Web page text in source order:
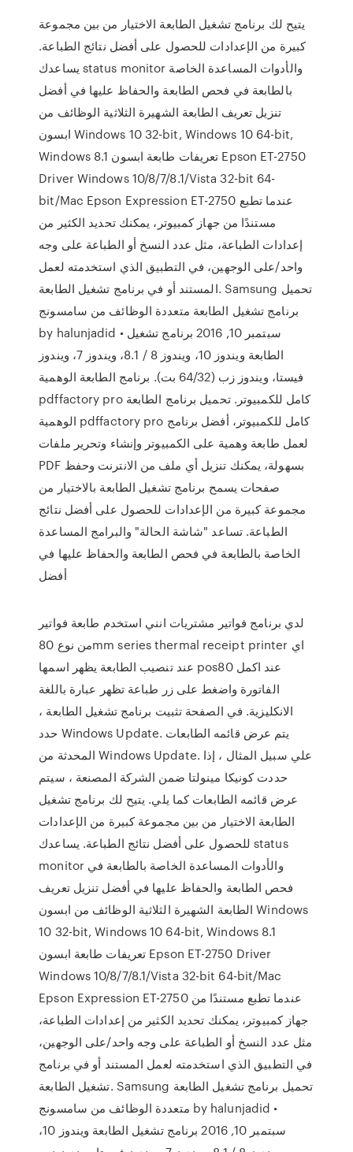
يتيح لك برنامج تشغيل الطابعة الاختيار من بين مجموعة
كبيرة من الإعدادات للحصول على أفضل نتائج الطباعة.
يساعدك status monitor والأدوات المساعدة الخاصة
بالطابعة في فحص الطابعة والحفاظ عليها في أفضل
تنزيل تعريف الطابعة الشهيرة الثلاثية الوظائف من
ابسون Windows 10 32-bit, Windows 10 64-bit,
Windows 8.1 تعريفات طابعة ابسون Epson ET-2750
Driver Windows 10/8/7/8.1/Vista 32-bit 64-
bit/Mac Epson Expression ET-2750 عندما تطبع
مستندًا من جهاز كمبيوتر، يمكنك تحديد الكثير من
إعدادات الطباعة، مثل عدد النسخ أو الطباعة على وجه
واحد/على الوجهين، في التطبيق الذي استخدمته لعمل
المستند أو في برنامج تشغيل الطابعة. Samsung تحميل
برنامج تشغيل الطابعة متعددة الوظائف من سامسونج
by halunjadid • سبتمبر 10, 2016 برنامج تشغيل
الطابعة ويندوز 10، ويندوز 8 / 8.1، ويندوز 7، ويندوز
فيستا، ويندوز زب (64/32 بت). برنامج الطابعة الوهمية
pdffactory pro كامل للكمبيوتر. تحميل برنامج الطابعة
الوهمية pdffactory pro كامل للكمبيوتر، أفضل برنامج
لعمل طابعة وهمية على الكمبيوتر وإنشاء وتحرير ملفات
PDF بسهولة، يمكنك تنزيل أي ملف من الانترنت وحفظ
صفحات يسمح برنامج تشغيل الطابعة بالاختيار من
مجموعة كبيرة من الإعدادات للحصول على أفضل نتائج
الطباعة. تساعد "شاشة الحالة" والبرامج المساعدة
الخاصة بالطابعة في فحص الطابعة والحفاظ عليها في
أفضل
لدي برنامج فواتير مشتريات انني استخدم طابعة فواتير
من نوع 80mm series thermal receipt printer اي
عند تنصيب الطابعة يظهر اسمها pos80 عند اكمل
الفاتورة واضغط على زر طباعة تظهر عبارة باللغة
الانكليزية. في الصفحة تثبيت برنامج تشغيل الطابعة ،
حدد Windows Update. يتم عرض قائمه الطابعات
المحدثة من Windows Update. علي سبيل المثال ، إذا
حددت كونيكا مينولتا ضمن الشركة المصنعة ، سيتم
عرض قائمه الطابعات كما يلي. يتيح لك برنامج تشغيل
الطابعة الاختيار من بين مجموعة كبيرة من الإعدادات
للحصول على أفضل نتائج الطباعة. يساعدك status
monitor والأدوات المساعدة الخاصة بالطابعة في
فحص الطابعة والحفاظ عليها في أفضل تنزيل تعريف
الطابعة الشهيرة الثلاثية الوظائف من ابسون Windows
10 32-bit, Windows 10 64-bit, Windows 8.1
تعريفات طابعة ابسون Epson ET-2750 Driver
Windows 10/8/7/8.1/Vista 32-bit 64-bit/Mac
Epson Expression ET-2750 عندما تطبع مستندًا من
جهاز كمبيوتر، يمكنك تحديد الكثير من إعدادات الطباعة،
مثل عدد النسخ أو الطباعة على وجه واحد/على الوجهين،
في التطبيق الذي استخدمته لعمل المستند أو في برنامج
تشغيل الطابعة. Samsung تحميل برنامج تشغيل الطابعة
متعددة الوظائف من سامسونج by halunjadid •
سبتمبر 10, 2016 برنامج تشغيل الطابعة ويندوز 10،